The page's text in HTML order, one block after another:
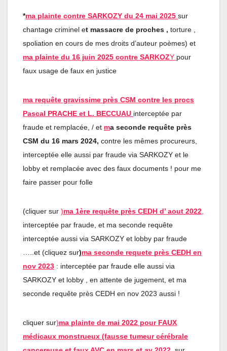
*ma plainte contre SARKOZY du 24 mai 2025 sur
chantage criminel et massacre de proches , torture ,
spoliation en cours de mes droits d’auteur poèmes) et
ma plainte du 16 juin 2025 contre SARKOZY pour
faux usage de faux en justice
ma requête gravissime près CSM contre les procs
Pascal PRACHE et L. BECCUAU interceptée par
fraude et remplacée, / et ma seconde requête près
CSM du 16 mars 2024, contre les mêmes procureurs,
interceptée elle aussi par fraude via SARKOZY et le
lobby et remplacée avec des faux documents ! pour me
faire passer pour folle
(cliquer sur )ma 1ère requête près CEDH d’ aout 2022,
interceptée par fraude, et ma seconde requête
interceptée aussi via SARKOZY et lobby par fraude
…..et (cliquez sur)ma seconde requete près CEDH en
nov 2023 : interceptée par fraude elle aussi via
SARKOZY et lobby , en attente de jugement, et ma
seconde requête près CEDH en nov 2023 aussi !
cliquer sur)ma plainte de mai 2022 pour FAUX
médicaux monstrueux (fausse tumeur cérébrale